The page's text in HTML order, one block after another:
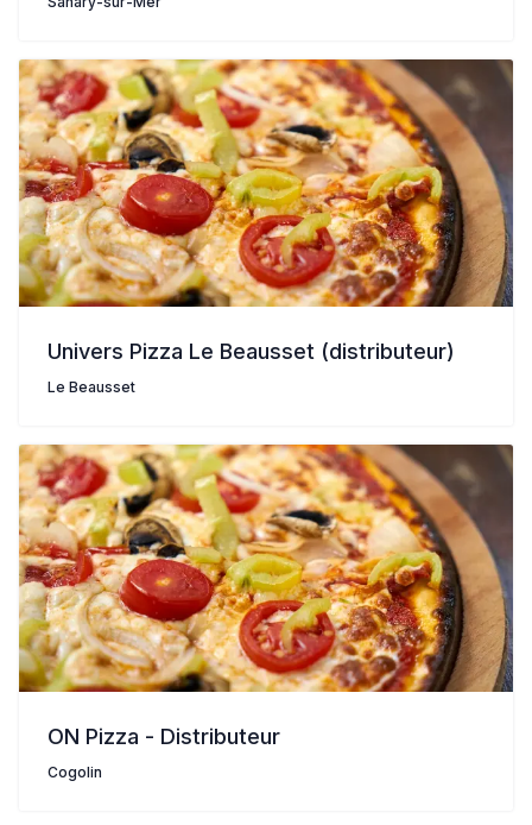
Univers Pizza Le Beausset (distributeur)
Le Beausset
ON Pizza - Distributeur
Cogolin